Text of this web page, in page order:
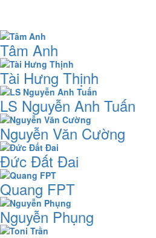
Tâm Anh
Tài Hưng Thịnh
LS Nguyễn Anh Tuấn
Nguyễn Văn Cường
Đức Đất Đai
Quang FPT
Nguyễn Phụng